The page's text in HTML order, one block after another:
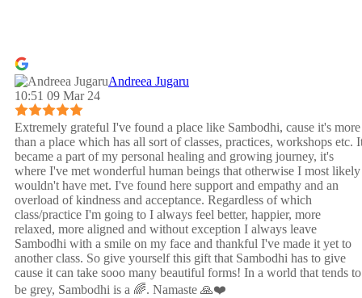
Andreea Jugaru
10:51 09 Mar 24
Extremely grateful I've found a place like Sambodhi, cause it's more
than a place which has all sort of classes, practices, workshops etc.
became a part of my personal healing and growing journey, it's
where I've met wonderful human beings that otherwise I most likely
wouldn't have met. I've found here support and empathy and an
overload of kindness and acceptance. Regardless of which
class/practice I'm going to I always feel better, happier, more
relaxed, more aligned and without exception I always leave
Sambodhi with a smile on my face and thankful I've made it yet to
another class. So give yourself this gift that Sambodhi has to give
cause it can take sooo many beautiful forms! In a world that tends to
be grey, Sambodhi is a 🌈. Namaste 🙏❤️